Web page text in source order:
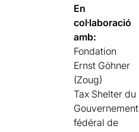
En
col·laboració
amb:
Fondation
Ernst Göhner
(Zoug)
Tax Shelter du
Gouvernement
fédéral de